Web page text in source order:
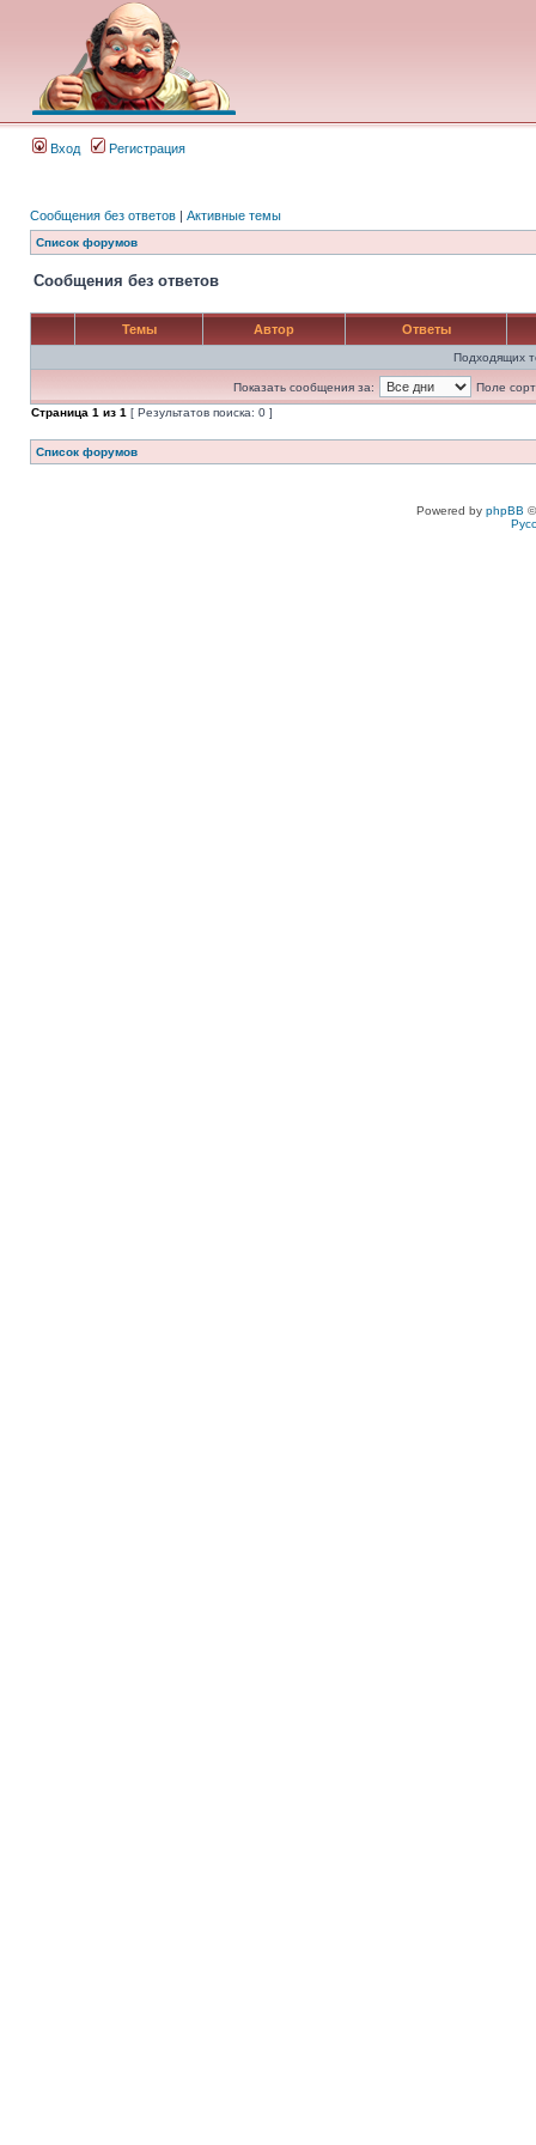
Вход Регистрация
Сообщения без ответов | Активные темы
Список форумов
Сообщения без ответов
Темы Автор Ответы
Подходящих
Показать сообщения за:
Поле
Страница 1 из 1 [ Результатов поиска: 0 ]
Список форумов
Powered by phpBB